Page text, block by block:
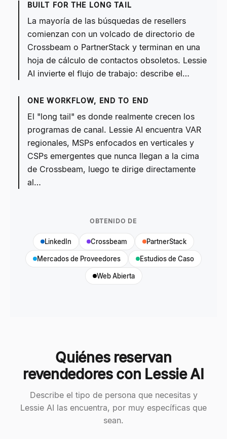
BUILT FOR THE LONG TAIL
La mayoría de las búsquedas de resellers
comienzan con un volcado de directorio de
Crossbeam o PartnerStack y terminan en una
hoja de cálculo de contactos obsoletos. Lessie
AI invierte el flujo de trabajo: describe el…
ONE WORKFLOW, END TO END
El "long tail" es donde realmente crecen los
programas de canal. Lessie AI encuentra VAR
regionales, MSPs enfocados en verticales y
CSPs emergentes que nunca llegan a la cima
de Crossbeam, luego te dirige directamente
al…
OBTENIDO DE
LinkedIn Crossbeam PartnerStack
Mercados de Proveedores Estudios de Caso
Web Abierta
Quiénes reservan
revendedores con Lessie AI
Describe el tipo de persona que necesitas y
Lessie AI las encuentra, por muy específicas que
sean.